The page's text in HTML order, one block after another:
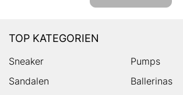
TOP KATEGORIEN
Sneaker
Pumps
Sandalen
Ballerinas